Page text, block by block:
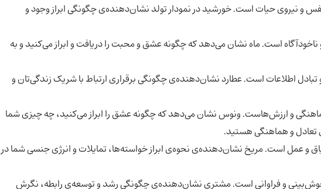
و نیروی حیات است. خورشید در نمودار تولد نشان‌دهنده‌ی چگونگی ابراز وجود و
است. ماه نشان می‌دهد که چگونه عشق و محبت را دریافت و ابراز می‌کنید و به
و تبادل اطلاعات است. عطارد نشان‌دهنده‌ی چگونگی برقراری ارتباط با شریک زندگی‌تان و
و ارزش‌هاست. ونوس نشان می‌دهد که چگونه عشق را ابراز می‌کنید، چه چیزی شما
تعادل و هماهنگی هستید.
و عمل است. مریخ نشان‌دهنده‌ی نحوه‌ی ابراز خواسته‌ها، تمایلات و انرژی جنسی شما در
و فراوانی است. مشتری نشان‌دهنده‌ی چگونگی رشد و توسعه‌ی رابطه، نگرش